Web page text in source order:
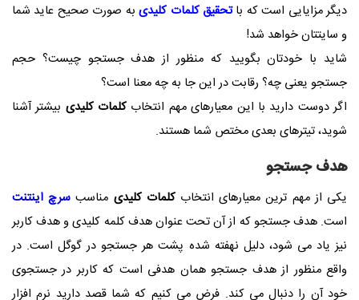
دیگر مزایایی است که باتحقیق کلمات کلیدیبه صورت صحیح عاید شما
و سایتتان خواهد شد!
شاید با خودتان بگویید که منظور از هدف جستجو چیست؟ حجم
جستجو یعنی چه؟ رقابت در این جا به چه معنا است؟
اگر دوست دارید با این معیارهای مهم انتخاب کلمات کلیدی بیشتر آشنا
شوید، تیترهای بعدی مختص شما هستند.
هدف جستجو
یکی از مهم ترین معیارهای انتخابکلمات کلیدی مناسب سرچ اینتنت
است. هدف جستجو که از آن تحت عنوان هدف کلمه کلیدی و هدف کاربر
نیز یاد می شود، دلیل نهفته شده پشت هر جستجو در گوگل است. در
واقع منظور از هدف جستجو همان هدفی است که کاربر در جستجوی
خود آن را دنبال می کند. فرض می کنیم که شما قصد دارید نرم افزار